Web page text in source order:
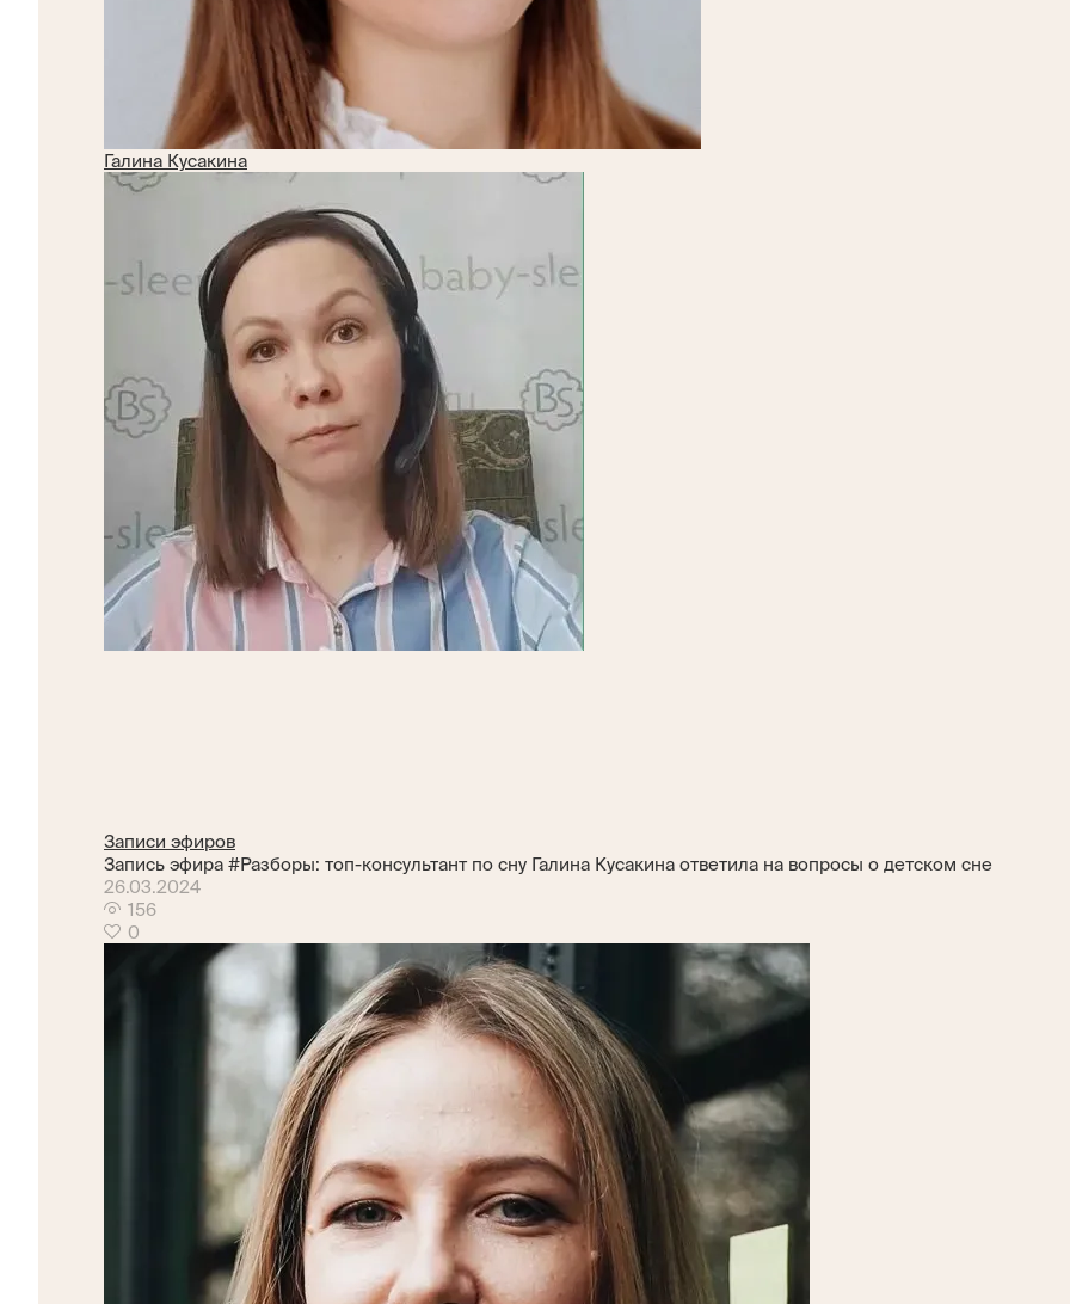
Галина Кусакина
Записи эфиров
Запись эфира #Разборы: топ-консультант по сну Галина Кусакина ответила на вопросы о детском сне
26.03.2024
156
0